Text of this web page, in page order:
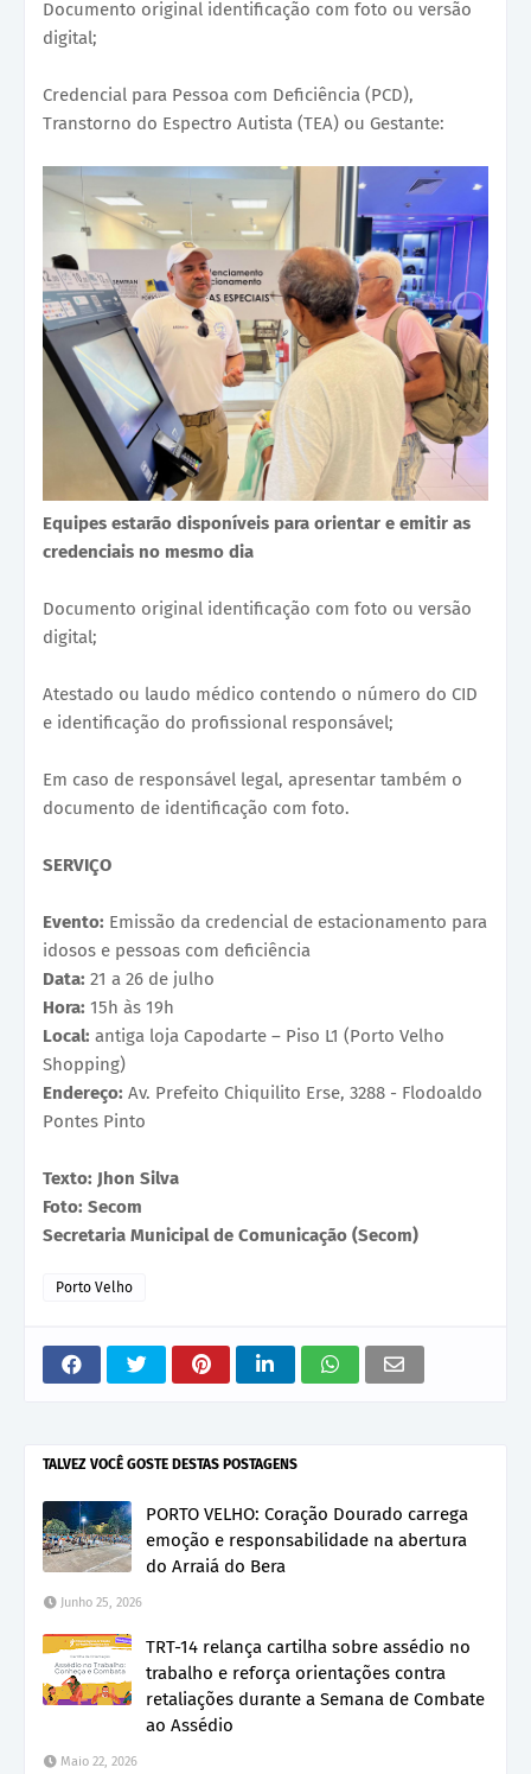
Documento original identificação com foto ou versão
digital;
Credencial para Pessoa com Deficiência (PCD),
Transtorno do Espectro Autista (TEA) ou Gestante:
Equipes estarão disponíveis para orientar e emitir as
credenciais no mesmo dia
Documento original identificação com foto ou versão
digital;
Atestado ou laudo médico contendo o número do CID
e identificação do profissional responsável;
Em caso de responsável legal, apresentar também o
documento de identificação com foto.
SERVIÇO
Evento: Emissão da credencial de estacionamento para
idosos e pessoas com deficiência
Data: 21 a 26 de julho
Hora: 15h às 19h
Local: antiga loja Capodarte – Piso L1 (Porto Velho
Shopping)
Endereço: Av. Prefeito Chiquilito Erse, 3288 - Flodoaldo
Pontes Pinto
Texto: Jhon Silva
Foto: Secom
Secretaria Municipal de Comunicação (Secom)
Porto Velho
TALVEZ VOCÊ GOSTE DESTAS POSTAGENS
PORTO VELHO: Coração Dourado carrega
emoção e responsabilidade na abertura
do Arraiá do Bera
Junho 25, 2026
TRT-14 relança cartilha sobre assédio no
trabalho e reforça orientações contra
retaliações durante a Semana de Combate
ao Assédio
Maio 22, 2026